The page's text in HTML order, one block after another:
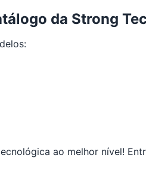
da Strong
ao melhor nível!